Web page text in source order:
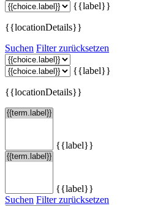
{{label}}
{{locationDetails}}
Suchen Filter zurücksetzen
{{label}}
{{locationDetails}}
{{label}}
{{label}}
Suchen Filter zurücksetzen